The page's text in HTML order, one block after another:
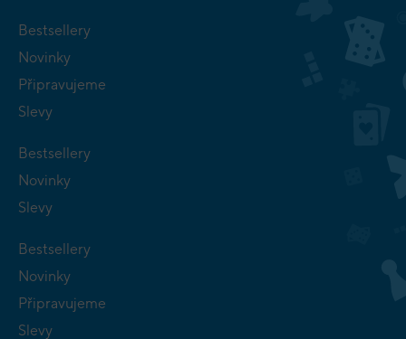
Bestsellery
Novinky
Připravujeme
Slevy
Bestsellery
Novinky
Slevy
Bestsellery
Novinky
Připravujeme
Slevy